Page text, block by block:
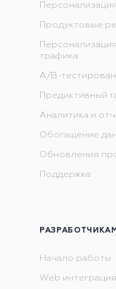
Продуктовые
трафика
А/В-
Предиктивный
Аналитика и
Обогащение
Обновления
Поддержка
РАЗРАБОТЧИКАМ
Начало работы
Web интеграция